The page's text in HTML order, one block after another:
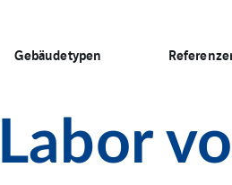
Gebäudetypen